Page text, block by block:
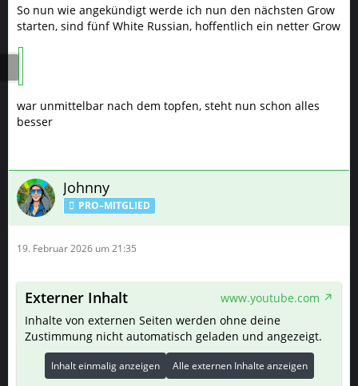
So nun wie angekündigt werde ich nun den nächsten Grow
starten, sind fünf White Russian, hoffentlich ein netter Grow
war unmittelbar nach dem topfen, steht nun schon alles
besser
Johnny
PRO–MITGLIED
19. Februar 2026 um 21:35
Externer Inhalt
www.youtube.com
Inhalte von externen Seiten werden ohne deine
Zustimmung nicht automatisch geladen und angezeigt.
Inhalt einmalig anzeigen Alle externen Inhalte anzeigen